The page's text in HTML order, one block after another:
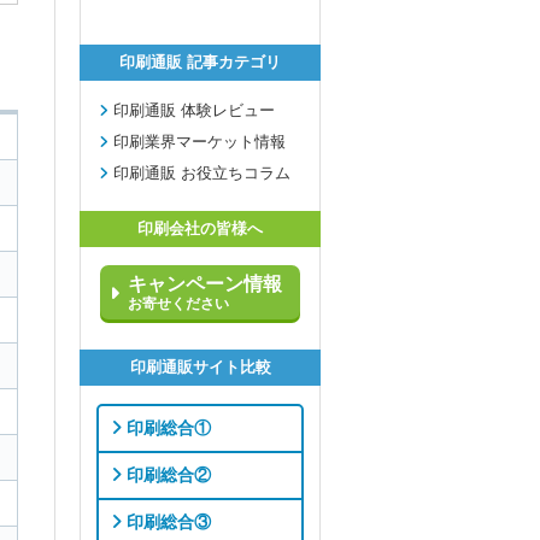
印刷通販 記事カテゴリ
印刷通販 体験レビュー
印刷業界マーケット情報
印刷通販 お役立ちコラム
印刷会社の皆様へ
キャンペーン情報
お寄せください
印刷通販サイト比較
印刷総合①
印刷総合②
印刷総合③